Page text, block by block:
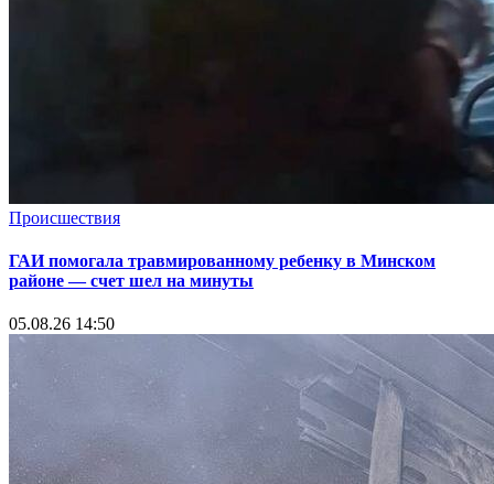
Происшествия
ГАИ помогала травмированному ребенку в Минском
районе — счет шел на минуты
05.08.26 14:50